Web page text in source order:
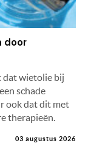
door
dat wietolie bij
schade
ook dat dit met
therapieën.
03 augustus 2026